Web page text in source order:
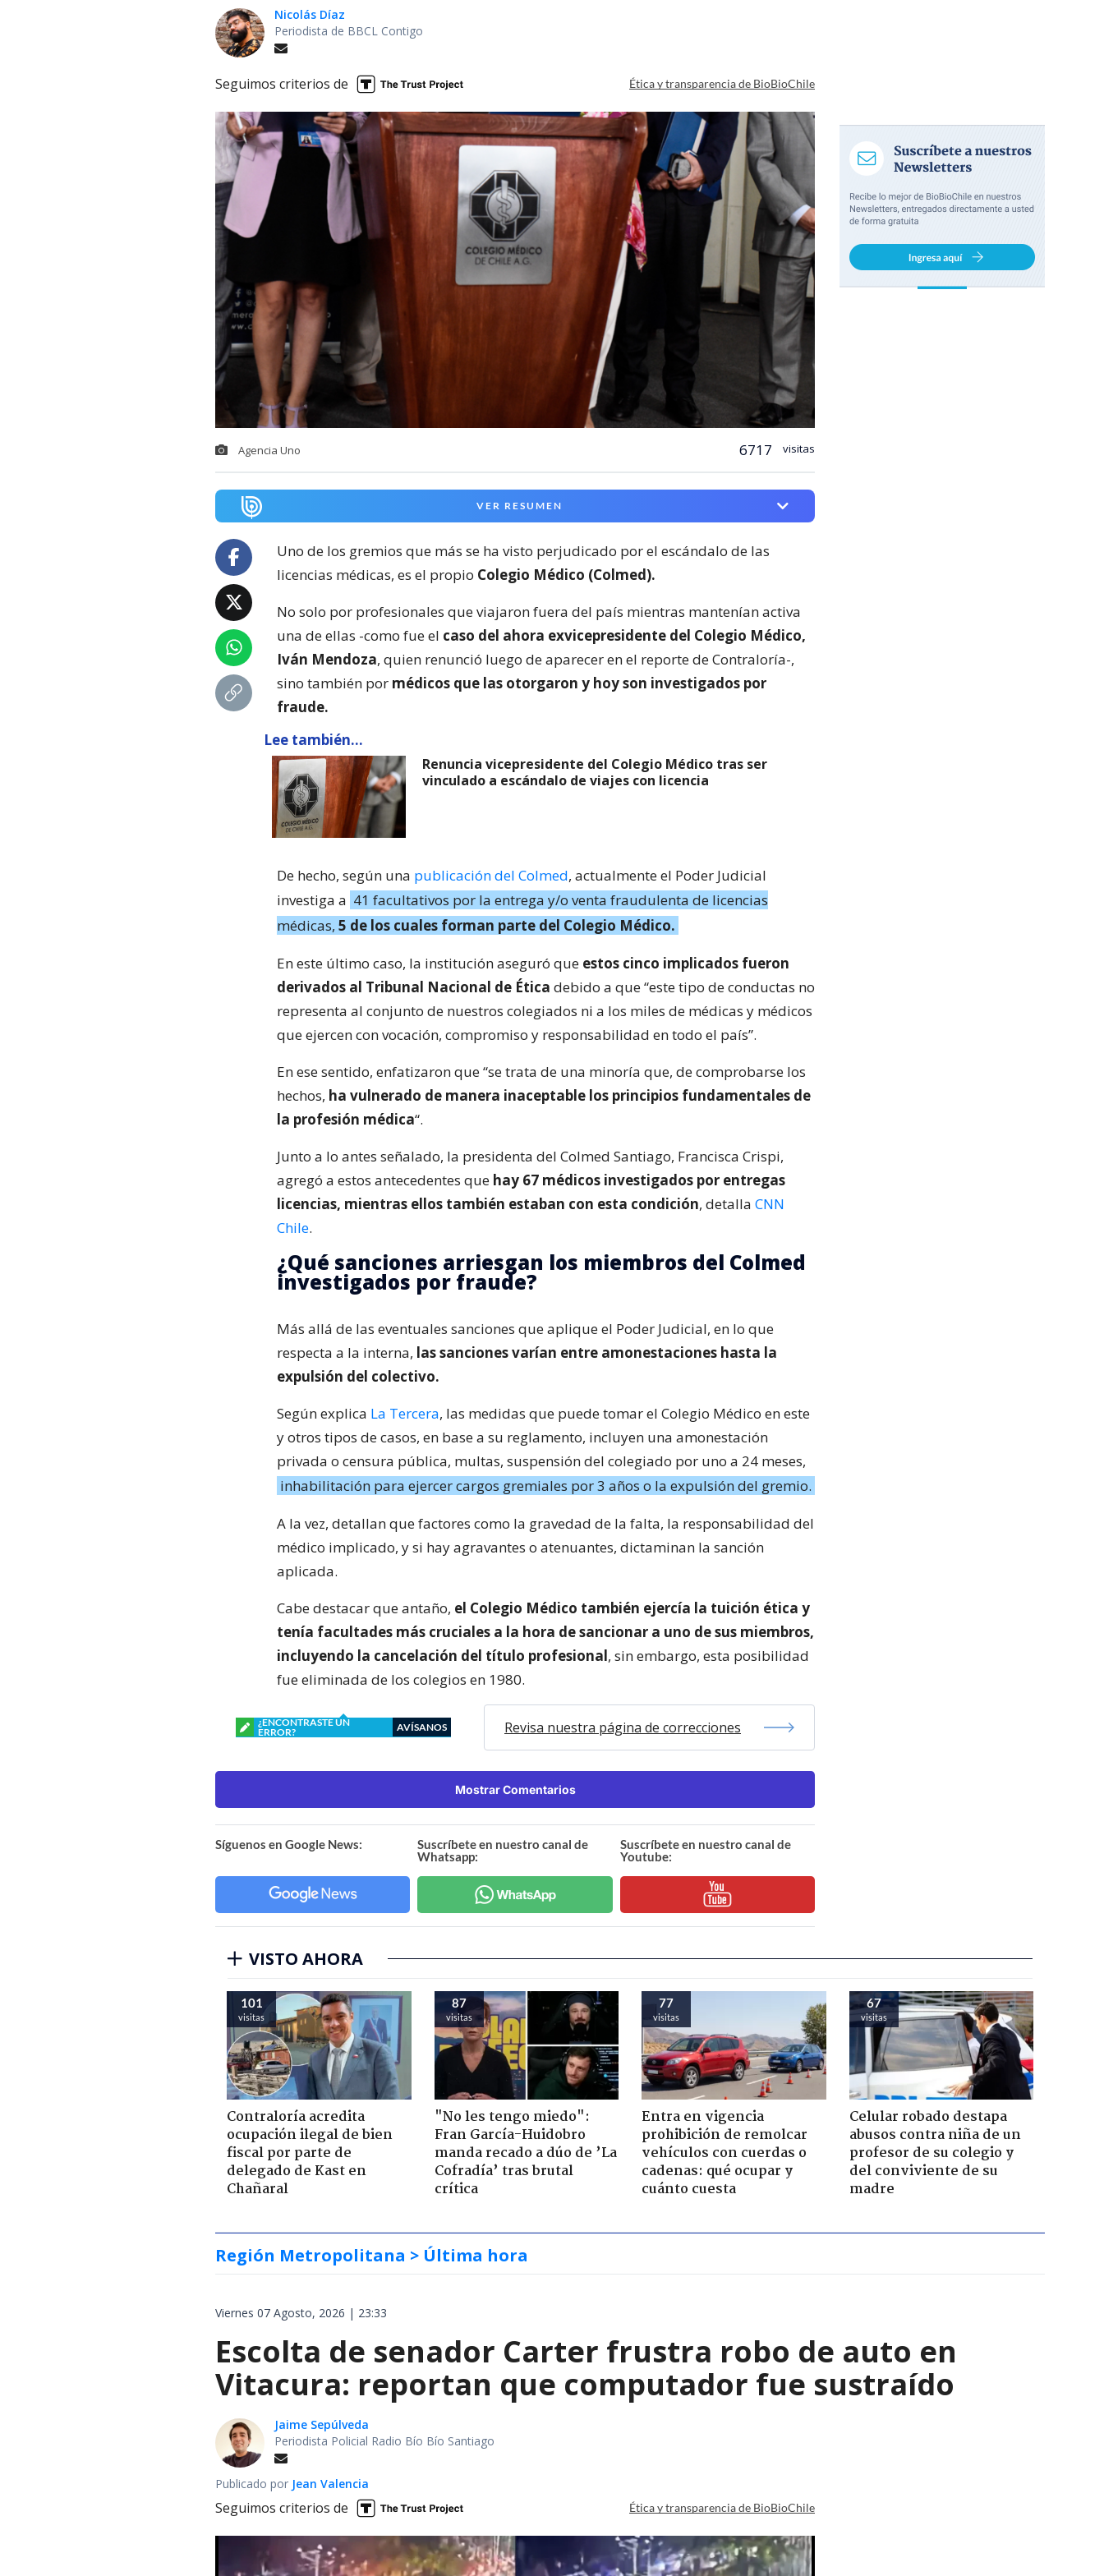
Nicolás Díaz
Periodista de BBCL Contigo
Seguimos criterios de Ética y transparencia de BioBioChile
Agencia Uno 6717 visitas
VER RESUMEN
Uno de los gremios que más se ha visto perjudicado por el escándalo de las
licencias médicas, es el propio Colegio Médico (Colmed).
No solo por profesionales que viajaron fuera del país mientras mantenían activa
una de ellas -como fue el caso del ahora exvicepresidente del Colegio Médico,
Iván Mendoza, quien renunció luego de aparecer en el reporte de Contraloría-,
sino también por médicos que las otorgaron y hoy son investigados por
fraude.
Lee también...
Renuncia vicepresidente del Colegio Médico tras ser
vinculado a escándalo de viajes con licencia
De hecho, según una publicación del Colmed, actualmente el Poder Judicial
investiga a 41 facultativos por la entrega y/o venta fraudulenta de licencias
médicas, 5 de los cuales forman parte del Colegio Médico.
En este último caso, la institución aseguró que estos cinco implicados fueron
derivados al Tribunal Nacional de Ética debido a que “este tipo de conductas no
representa al conjunto de nuestros colegiados ni a los miles de médicas y médicos
que ejercen con vocación, compromiso y responsabilidad en todo el país”.
En ese sentido, enfatizaron que “se trata de una minoría que, de comprobarse los
hechos, ha vulnerado de manera inaceptable los principios fundamentales de
la profesión médica“.
Junto a lo antes señalado, la presidenta del Colmed Santiago, Francisca Crispi,
agregó a estos antecedentes que hay 67 médicos investigados por entregas
licencias, mientras ellos también estaban con esta condición, detalla CNN
Chile.
¿Qué sanciones arriesgan los miembros del Colmed
investigados por fraude?
Más allá de las eventuales sanciones que aplique el Poder Judicial, en lo que
respecta a la interna, las sanciones varían entre amonestaciones hasta la
expulsión del colectivo.
Según explica La Tercera, las medidas que puede tomar el Colegio Médico en este
y otros tipos de casos, en base a su reglamento, incluyen una amonestación
privada o censura pública, multas, suspensión del colegiado por uno a 24 meses,
inhabilitación para ejercer cargos gremiales por 3 años o la expulsión del gremio.
A la vez, detallan que factores como la gravedad de la falta, la responsabilidad del
médico implicado, y si hay agravantes o atenuantes, dictaminan la sanción
aplicada.
Cabe destacar que antaño, el Colegio Médico también ejercía la tuición ética y
tenía facultades más cruciales a la hora de sancionar a uno de sus miembros,
incluyendo la cancelación del título profesional, sin embargo, esta posibilidad
fue eliminada de los colegios en 1980.
¿ENCONTRASTE UN
ERROR?
AVÍSANOS Revisa nuestra página de correcciones
Mostrar Comentarios
Síguenos en Google News:
Suscríbete en nuestro canal de
Whatsapp:
Suscríbete en nuestro canal de
Youtube:
VISTO AHORA
101
visitas
Contraloría acredita
ocupación ilegal de bien
fiscal por parte de
delegado de Kast en
Chañaral
87
visitas
"No les tengo miedo":
Fran García-Huidobro
manda recado a dúo de ’La
Cofradía’ tras brutal
crítica
77
visitas
Entra en vigencia
prohibición de remolcar
vehículos con cuerdas o
cadenas: qué ocupar y
cuánto cuesta
67
visitas
Celular robado destapa
abusos contra niña de un
profesor de su colegio y
del conviviente de su
madre
Región Metropolitana > Última hora
Viernes 07 Agosto, 2026 | 23:33
Escolta de senador Carter frustra robo de auto en
Vitacura: reportan que computador fue sustraído
Jaime Sepúlveda
Periodista Policial Radio Bío Bío Santiago
Publicado por Jean Valencia
Seguimos criterios de Ética y transparencia de BioBioChile